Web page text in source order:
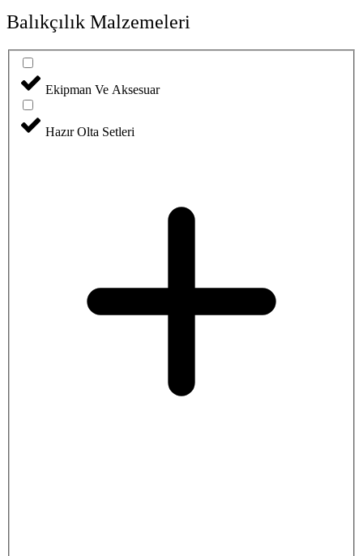
Balıkçılık Malzemeleri
Ekipman Ve Aksesuar
Hazır Olta Setleri